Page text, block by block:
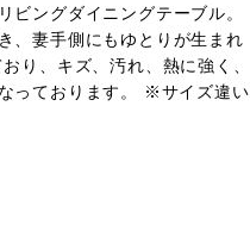
ビングダイニングテーブル。
、妻手側にもゆとりが生まれ
り、キズ、汚れ、熱に強く、
っております。 ※サイズ違い